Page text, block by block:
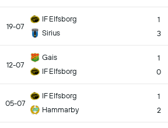
19-07
IF Elfsborg
Sirius
1
3
12-07
Gais
IF Elfsborg
1
0
05-07
IF Elfsborg
Hammarby
1
2